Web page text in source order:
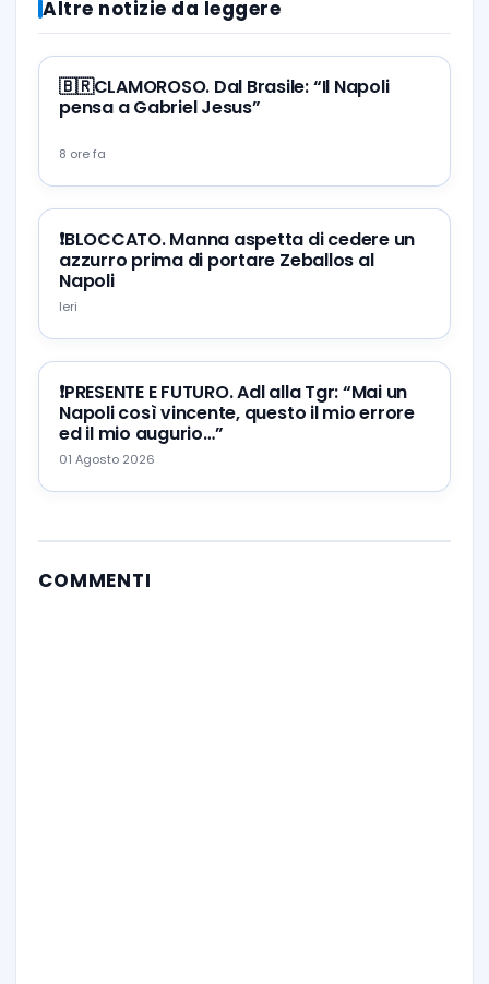
Altre notizie da leggere
🇧🇷CLAMOROSO. Dal Brasile: “Il Napoli
pensa a Gabriel Jesus”
8 ore fa
❗️BLOCCATO. Manna aspetta di cedere un
azzurro prima di portare Zeballos al
Napoli
Ieri
❗️PRESENTE E FUTURO. Adl alla Tgr: “Mai un
Napoli così vincente, questo il mio errore
ed il mio augurio…”
01 Agosto 2026
COMMENTI